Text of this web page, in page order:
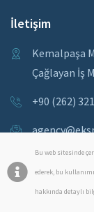
Bu web sitesinde
ederek, bu
hakkında detaylı
İletişim
Kemalpaşa
Çağlayan İş
+90 (262)